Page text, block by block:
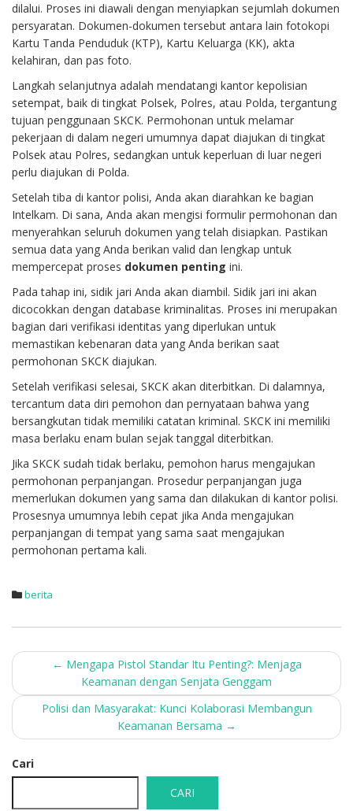
dilalui. Proses ini diawali dengan menyiapkan sejumlah dokumen
persyaratan. Dokumen-dokumen tersebut antara lain fotokopi
Kartu Tanda Penduduk (KTP), Kartu Keluarga (KK), akta
kelahiran, dan pas foto.
Langkah selanjutnya adalah mendatangi kantor kepolisian
setempat, baik di tingkat Polsek, Polres, atau Polda, tergantung
tujuan penggunaan SKCK. Permohonan untuk melamar
pekerjaan di dalam negeri umumnya dapat diajukan di tingkat
Polsek atau Polres, sedangkan untuk keperluan di luar negeri
perlu diajukan di Polda.
Setelah tiba di kantor polisi, Anda akan diarahkan ke bagian
Intelkam. Di sana, Anda akan mengisi formulir permohonan dan
menyerahkan seluruh dokumen yang telah disiapkan. Pastikan
semua data yang Anda berikan valid dan lengkap untuk
mempercepat proses dokumen penting ini.
Pada tahap ini, sidik jari Anda akan diambil. Sidik jari ini akan
dicocokkan dengan database kriminalitas. Proses ini merupakan
bagian dari verifikasi identitas yang diperlukan untuk
memastikan kebenaran data yang Anda berikan saat
permohonan SKCK diajukan.
Setelah verifikasi selesai, SKCK akan diterbitkan. Di dalamnya,
tercantum data diri pemohon dan pernyataan bahwa yang
bersangkutan tidak memiliki catatan kriminal. SKCK ini memiliki
masa berlaku enam bulan sejak tanggal diterbitkan.
Jika SKCK sudah tidak berlaku, pemohon harus mengajukan
permohonan perpanjangan. Prosedur perpanjangan juga
memerlukan dokumen yang sama dan dilakukan di kantor polisi.
Prosesnya umumnya lebih cepat jika Anda mengajukan
perpanjangan di tempat yang sama saat mengajukan
permohonan pertama kali.
berita
Post
navigation
← Mengapa Pistol Standar Itu Penting?: Menjaga
Keamanan dengan Senjata Genggam
Polisi dan Masyarakat: Kunci Kolaborasi Membangun
Keamanan Bersama →
Cari
CARI